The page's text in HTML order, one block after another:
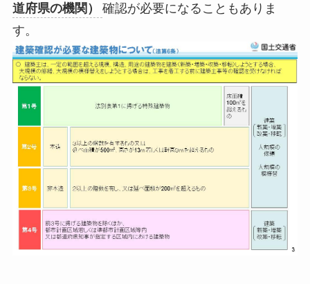
道府県の機関）
確認が必要になる こともありま
す。